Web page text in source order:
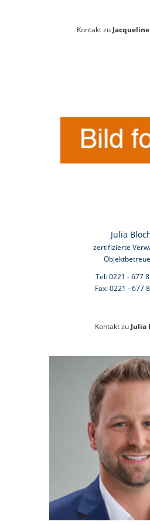
Kontakt zu
Julia
zertifizierte
Tel: 0221 - 677
Fax: 0221 - 677
Kontakt zu Julia